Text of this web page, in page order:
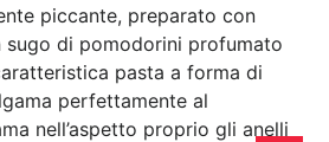
piccante, preparato con
sugo di pomodorini profumato
pasta a forma di
perfettamente al
nell’aspetto proprio gli anelli